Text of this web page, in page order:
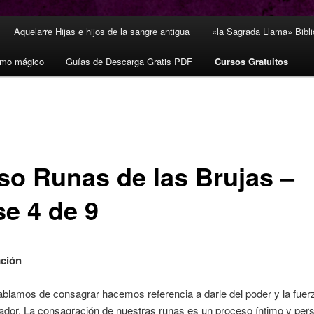
Aquelarre Hijas e hijos de la sangre antigua «la Sagrada Llama»
mágico Guías de Descarga Gratis PDF Cursos Gratuitos
Runas de las Brujas –
4 de 9
de consagrar hacemos referencia a darle del poder y la
La consagración de nuestras runas es un proceso íntimo y